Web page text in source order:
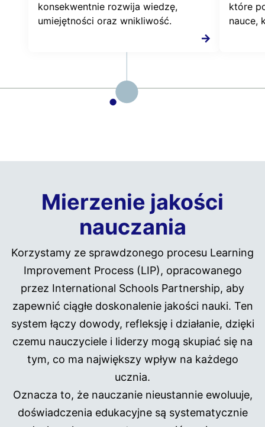
konsekwentnie rozwija wiedzę,
umiejętności oraz wnikliwość.
które
nauce,
Mierzenie jakości
nauczania
Korzystamy ze sprawdzonego procesu Learning
Improvement Process (LIP), opracowanego
przez International Schools Partnership, aby
zapewnić ciągłe doskonalenie jakości nauki. Ten
system łączy dowody, refleksję i działanie, dzięki
czemu nauczyciele i liderzy mogą skupiać się na
tym, co ma największy wpływ na każdego
ucznia.
Oznacza to, że nauczanie nieustannie ewoluuje,
doświadczenia edukacyjne są systematycznie